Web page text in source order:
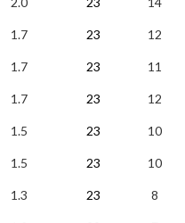
1.7 23 12
1.7 23 11
1.7 23 12
1.5 23 10
1.5 23 10
1.3 23 8